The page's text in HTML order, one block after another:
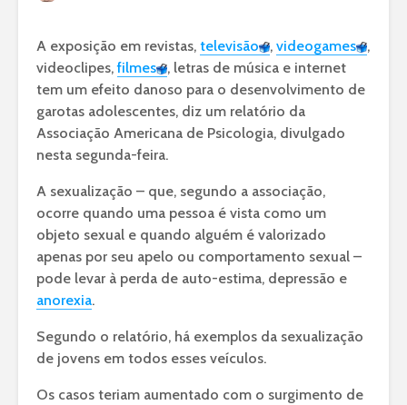
A exposição em revistas, televisão , videogames
,
videoclipes,filmes
, letras de música e internet
tem um efeito danoso para o desenvolvimento de
garotas adolescentes, diz um relatório da
Associação Americana de Psicologia, divulgado
nesta segunda-feira.
A sexualização – que, segundo a associação,
ocorre quando uma pessoa é vista como um
objeto sexual e quando alguém é valorizado
apenas por seu apelo ou comportamento sexual –
pode levar à perda de auto-estima, depressão e
anorexia.
Segundo o relatório, há exemplos da sexualização
de jovens em todos esses veículos.
Os casos teriam aumentado com o surgimento de